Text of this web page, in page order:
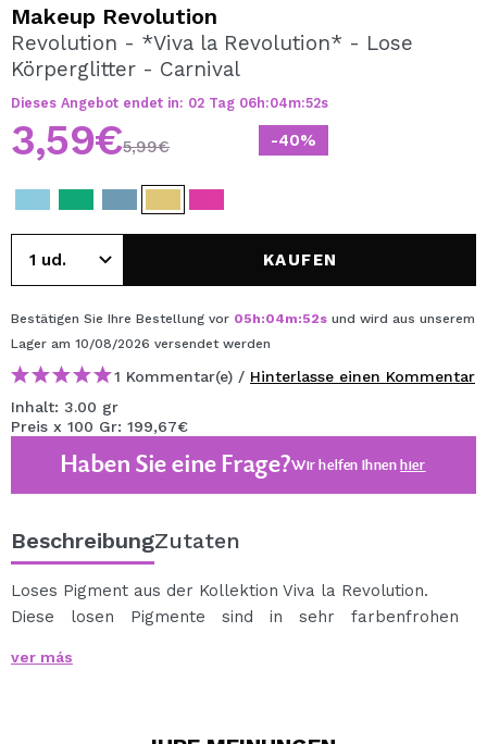
REGISTRIEREN
Durch die Erstellung eines Kontos bei Maquillalia.de
können Sie Ihre Einkäufe schnell tätigen, den Status Ihrer
einsehen.
BENUTZERKONTO ERSTELLEN
Makeup Revolution
Revolution - *Viva la Revolution* - Lose
Körperglitter - Carnival
Dieses Angebot endet in: 02 Tag 06h:04m:51s
-40%
3,59€5,99€
KAUFEN
Bestätigen Sie Ihre Bestellung vor 05h:04m:51sund wird aus unserem
Lager am 10/08/2026 versendet werden
1 Kommentar(e) / Hinterlasse einen Kommentar
Inhalt: 3.00 gr
Preis x 100 Gr: 199,67€
Haben Sie eine Frage?Wir helfen Ihnenhier
BeschreibungZutaten
Loses Pigment aus der Kollektion Viva la Revolution.
Diese losen Pigmente sind in sehr farbenfrohen
Note zu verleihen.
ver más